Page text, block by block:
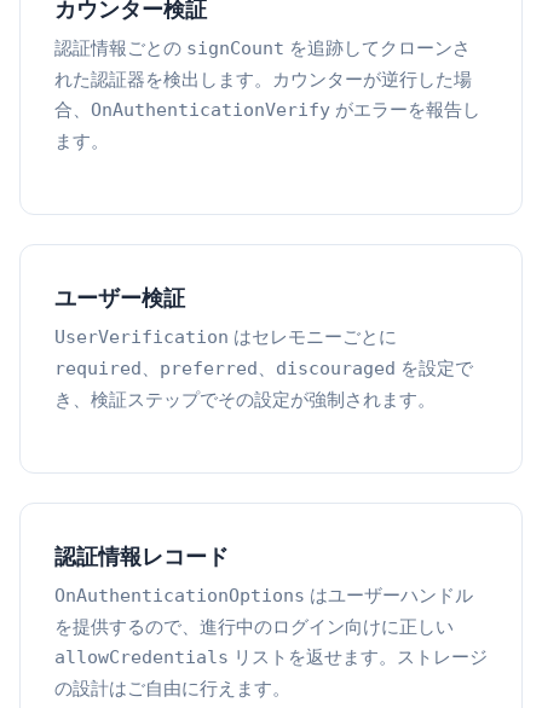
カウンター検証
認証情報ごとの signCount を追跡してクローンさ
れた認証器を検出します。カウンターが逆行した場
合、 OnAuthenticationVerify がエラーを報告し
ます。
ユーザー検証
UserVerification はセレモニーごとに
required、 preferred、 discouraged を設定で
き、検証ステップでその設定が強制されます。
認証情報レコード
OnAuthenticationOptions はユーザーハンドル
を提供するので、進行中のログイン向けに正しい
allowCredentials リストを返せます。ストレージ
の設計はご自由に行えます。